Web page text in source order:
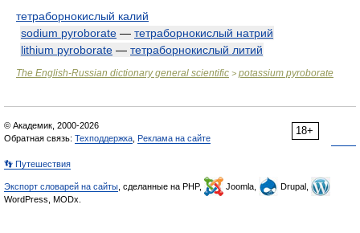
тетраборнокислый калий
sodium pyroborate — тетраборнокислый натрий
lithium pyroborate — тетраборнокислый литий
The English-Russian dictionary general scientific > potassium pyroborate
18+
© Академик, 2000-2026
Обратная связь: Техподдержка Реклама на сайте
👣 Путешествия
Экспорт словарей на сайты , сделанные на PHP, Joomla,
Drupal,
WordPress, MODx.